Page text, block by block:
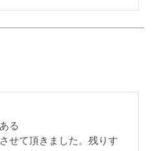
る
せて頂きました。残りす